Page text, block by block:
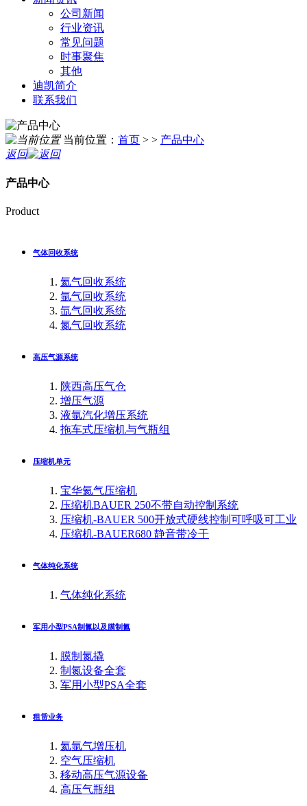
公司新闻
行业资讯
常见问题
时事聚焦
其他
迪凯简介
联系我们
当前位置： 首页 > > 产品中心
返回
产品中心
Product
气体回收系统
氦气回收系统
氩气回收系统
氙气回收系统
氮气回收系统
高压气源系统
陕西高压气仓
增压气源
液氩汽化增压系统
拖车式压缩机与气瓶组
压缩机单元
宝华氦气压缩机
压缩机BAUER 250不带自动控制系统
压缩机-BAUER 500开放式硬线控制可呼吸可工业
压缩机-BAUER680 静音带冷干
气体纯化系统
气体纯化系统
军用小型PSA制氮以及膜制氮
膜制氮撬
制氮设备全套
军用小型PSA全套
租赁业务
氦氩气增压机
空气压缩机
移动高压气源设备
高压气瓶组